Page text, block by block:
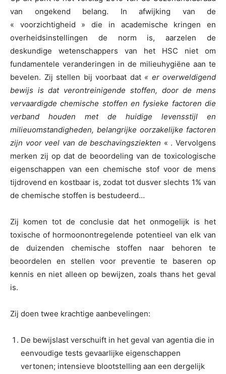
van ongekend belang. In afwijking van de
« voorzichtigheid » die in academische kringen en
overheidsinstellingen de norm is, aarzelen de
deskundige wetenschappers van het HSC niet om
fundamentele veranderingen in de milieuhygiëne aan te
bevelen. Zij stellen bij voorbaat dat « er overweldigend
bewijs is dat verontreinigende stoffen, door de mens
vervaardigde chemische stoffen en fysieke factoren die
verband houden met de huidige levensstijl en
milieuomstandigheden, belangrijke oorzakelijke factoren
zijn voor veel van de beschavingsziekten « . Vervolgens
merken zij op dat de beoordeling van de toxicologische
eigenschappen van een chemische stof voor de mens
tijdrovend en kostbaar is, zodat tot dusver slechts 1% van
de chemische stoffen is bestudeerd…
Zij komen tot de conclusie dat het onmogelijk is het
toxische of hormoonontregelende potentieel van elk van
de duizenden chemische stoffen naar behoren te
beoordelen en stellen voor preventie te baseren op
kennis en niet alleen op bewijzen, zoals thans het geval
is.
Zij doen twee krachtige aanbevelingen:
De bewijslast verschuift in het geval van agentia die in
eenvoudige tests gevaarlijke eigenschappen
vertonen; intensieve blootstelling aan een dergelijk